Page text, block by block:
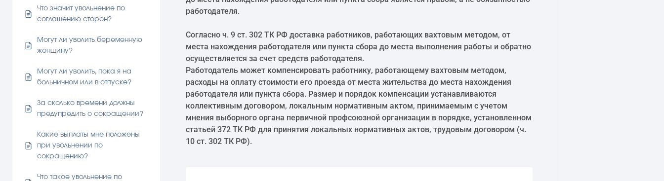
Что значит увольнение по
соглашению сторон?
Могут ли уволить беременную
женщину?
Могут ли уволить, пока я на
больничном или в отпуске?
За сколько времени должны
предупредить о сокращении?
Какие выплаты мне положены
при увольнении по
сокращению?
Что такое увольнение по
работодателя.
Согласно ч. 9 ст. 302 ТК РФ доставка работников, работающих вахтовым методом, от
места нахождения работодателя или пункта сбора до места выполнения работы и обратно
осуществляется за счет средств работодателя.
Работодатель может компенсировать работнику, работающему вахтовым методом,
расходы на оплату стоимости его проезда от места жительства до места нахождения
работодателя или пункта сбора. Размер и порядок компенсации устанавливаются
коллективным договором, локальным нормативным актом, принимаемым с учетом
мнения выборного органа первичной профсоюзной организации в порядке, установленном
статьей 372 ТК РФ для принятия локальных нормативных актов, трудовым договором (ч.
10 ст. 302 ТК РФ).